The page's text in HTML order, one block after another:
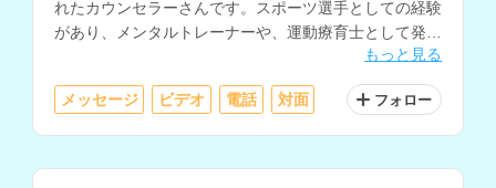
れたカウンセラーさんです。スポーツ選手としての経験
があり、メンタルトレーナーや、運動療育士として発達
もっと見る
メッセージ ビデオ 電話 対面 フォロー